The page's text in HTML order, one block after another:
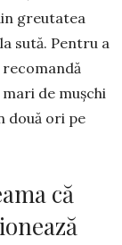
greutatea
sută. Pentru a
de mușchi
două ori pe
că